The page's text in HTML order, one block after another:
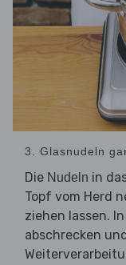
3. Glasnudeln
Die Nudeln in
Topf vom Herd
ziehen lassen.
abschrecken